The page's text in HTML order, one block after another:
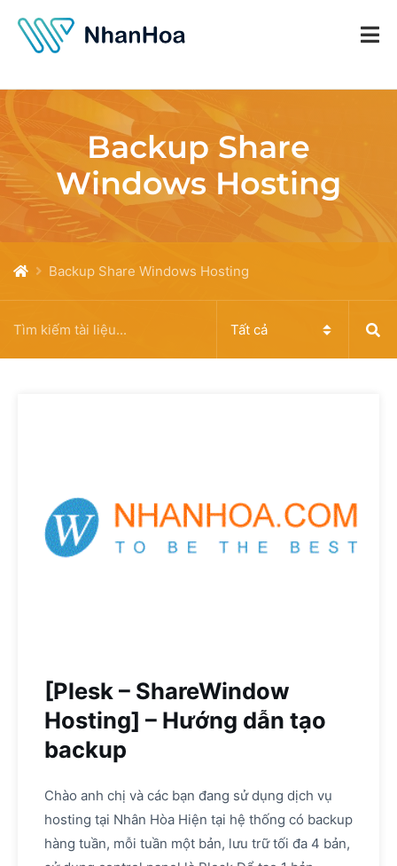
Backup Share
Windows Hosting
Backup Share Windows Hosting
[Plesk – ShareWindow
Hosting] – Hướng dẫn tạo
backup
Chào anh chị và các bạn đang sử dụng dịch vụ
hosting tại Nhân Hòa Hiện tại hệ thống có backup
hàng tuần, mỗi tuần một bản, lưu trữ tối đa 4 bản,